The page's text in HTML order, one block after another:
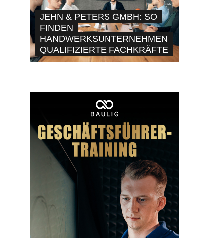
JEHN & PETERS GMBH: SO
FINDEN
HANDWERKSUNTERNEHMEN
QUALIFIZIERTE FACHKRÄFTE